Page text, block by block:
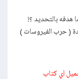
هدفه بالتحديد ؟!
( حرب الفيروسات )
أي كتاب